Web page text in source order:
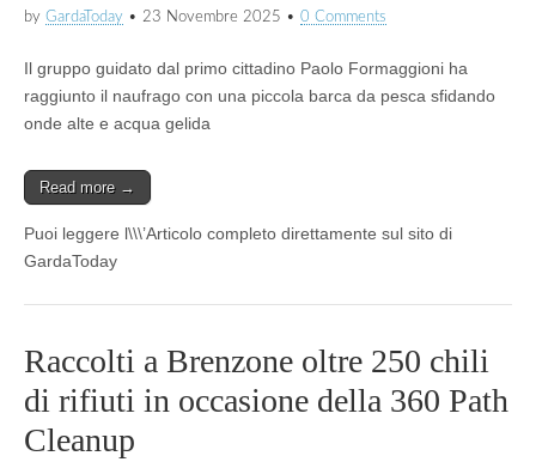
by GardaToday • 23 Novembre 2025 • 0 Comments
Il gruppo guidato dal primo cittadino Paolo Formaggioni ha
raggiunto il naufrago con una piccola barca da pesca sfidando
onde alte e acqua gelida
Read more →
Puoi leggere l\\\’Articolo completo direttamente sul sito di
GardaToday
Raccolti a Brenzone oltre 250 chili
di rifiuti in occasione della 360 Path
Cleanup